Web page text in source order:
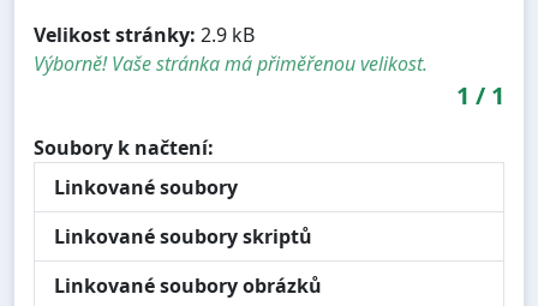
Velikost stránky: 2.9 kB
Výborně! Vaše stránka má přiměřenou velikost.
1 / 1
Soubory k načtení:
Linkované soubory
Linkované soubory skriptů
Linkované soubory obrázků